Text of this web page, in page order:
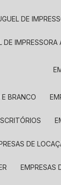
DE
DE
E BRANCO
DE